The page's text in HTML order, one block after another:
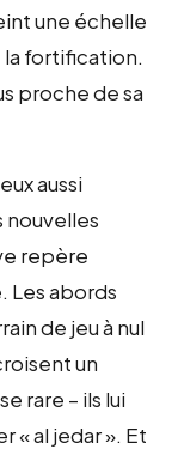
une échelle
la fortification.
proche de sa
aussi
nouvelles
repère
Les abords
de jeu à nul
un
rare – ils lui
« al jedar ». Et